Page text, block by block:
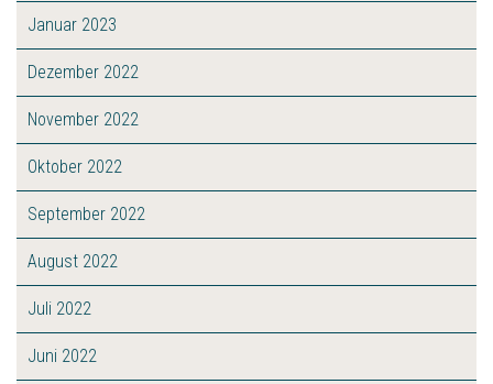
Januar 2023
Dezember 2022
November 2022
Oktober 2022
September 2022
August 2022
Juli 2022
Juni 2022